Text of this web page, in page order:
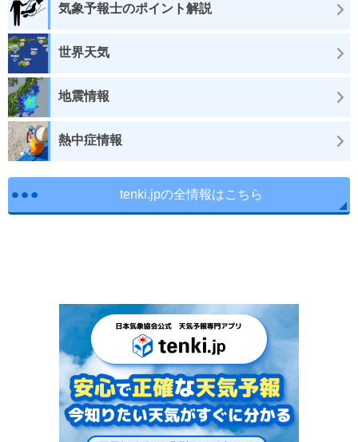
気象予報士のポイント解説
世界天気
地震情報
熱中症情報
tenki.jpの全情報はこちら